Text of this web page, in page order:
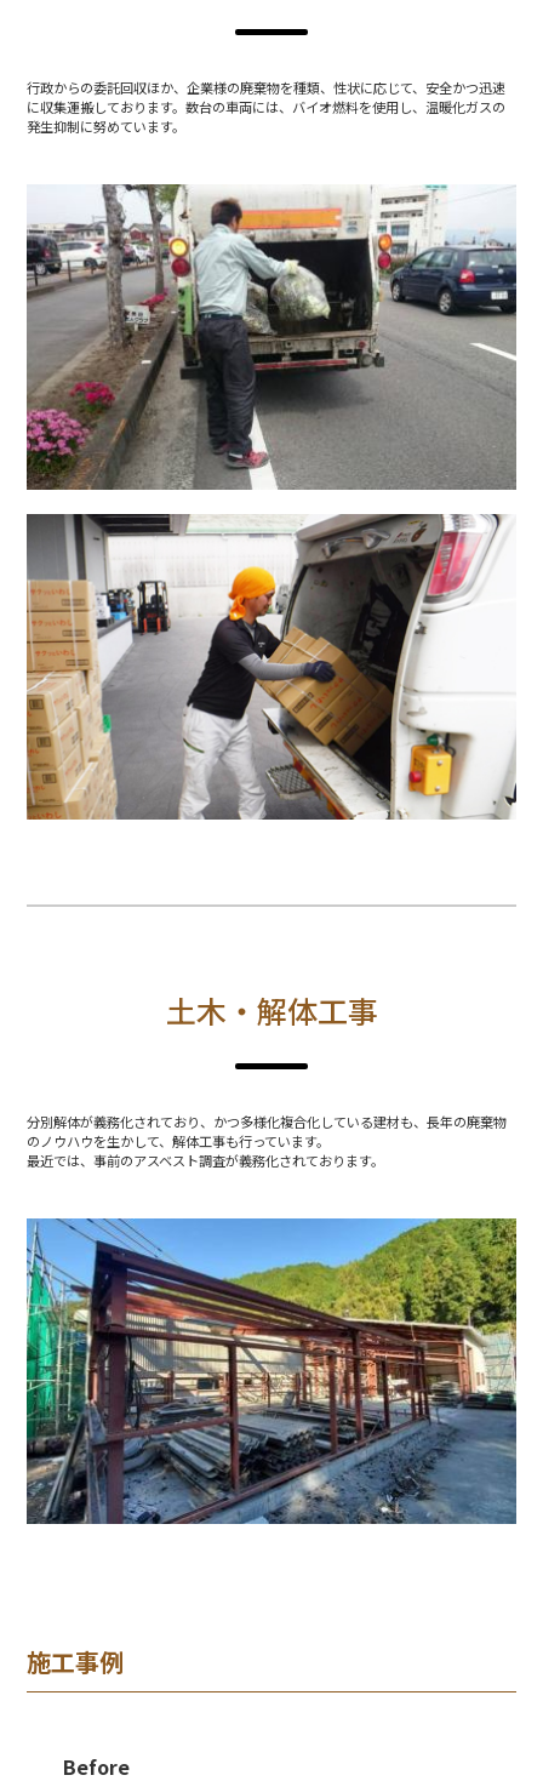
行政からの委託回収ほか、企業様の廃棄物を種類、性状に応じて、安全かつ迅速
に収集運搬しております。数台の車両には、バイオ燃料を使用し、温暖化ガスの
発生抑制に努めています。
土木・解体工事
分別解体が義務化されており、かつ多様化複合化している建材も、長年の廃棄物
のノウハウを生かして、解体工事も行っています。
最近では、事前のアスベスト調査が義務化されております。
施工事例
Before